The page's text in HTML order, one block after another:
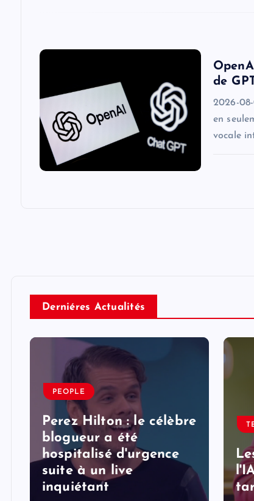
de
2026-
en
vocale
Derniéres Actualités
PEOPLE
Perez Hilton : le célèbre
blogueur a été
hospitalisé d'urgence
suite à un live
inquiétant